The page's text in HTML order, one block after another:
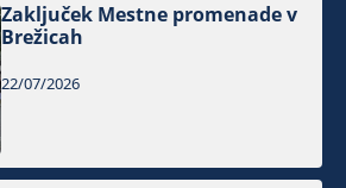
Zaključek Mestne promenade v
Brežicah
22/07/2026